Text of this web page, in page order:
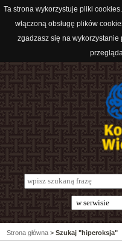
Ta strona wykorzystuje pliki
włączoną obsługę plików
zgadzasz się na
Strona główna > Szukaj "hiperoksja"